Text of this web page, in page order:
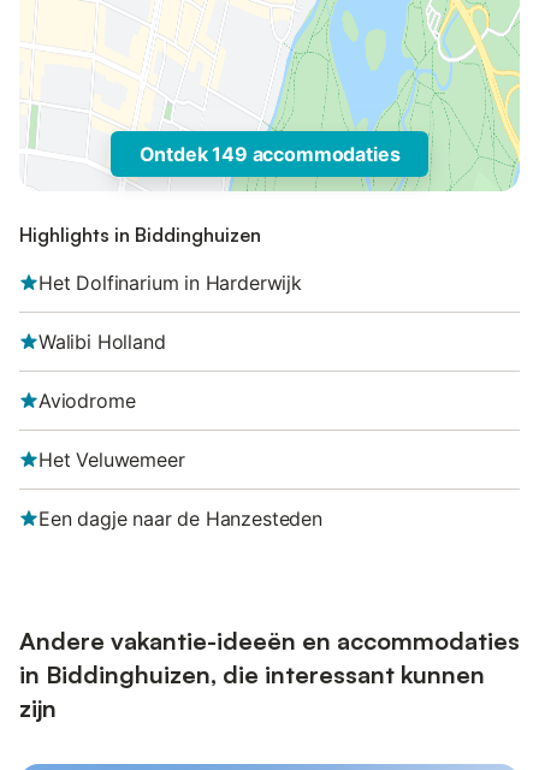
Ontdek 149 accommodaties
Highlights in Biddinghuizen
Het Dolfinarium in Harderwijk
Walibi Holland
Aviodrome
Het Veluwemeer
Een dagje naar de Hanzesteden
Andere vakantie-ideeën en accommodaties
in Biddinghuizen, die interessant kunnen
zijn